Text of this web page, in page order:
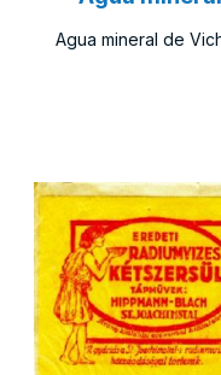
Agua mineral de